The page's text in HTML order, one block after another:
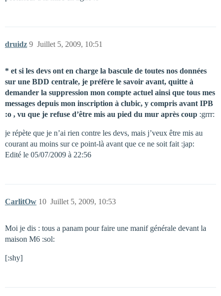
druidz Juillet 5, 2009, 10:51
9
* et si les devs ont en charge la bascule de toutes nos données
sur une BDD centrale, je préfère le savoir avant, quitte à
demander la suppression mon compte actuel ainsi que tous mes
messages depuis mon inscription à clubic, y compris avant IPB
:o , vu que je refuse d’être mis au pied du mur après coup :grrr:
je répète que je n’ai rien contre les devs, mais j’veux être mis au
courant au moins sur ce point-là avant que ce ne soit fait :jap:
Edité le 05/07/2009 à 22:56
CarlitOw Juillet 5, 2009, 10:53
10
Moi je dis : tous a panam pour faire une manif générale devant la
maison M6 :sol:
[:shy]